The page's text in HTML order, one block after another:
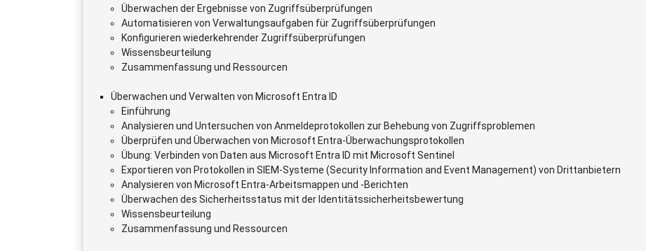
Überwachen der Ergebnisse von Zugriffsüberprüfungen
Automatisieren von Verwaltungsaufgaben für Zugriffsüberprüfungen
Konfigurieren wiederkehrender Zugriffsüberprüfungen
Wissensbeurteilung
Zusammenfassung und Ressourcen
Überwachen und Verwalten von Microsoft Entra ID
Einführung
Analysieren und Untersuchen von Anmeldeprotokollen zur Behebung von Zugriffsproblemen
Überprüfen und Überwachen von Microsoft Entra-Überwachungsprotokollen
Übung: Verbinden von Daten aus Microsoft Entra ID mit Microsoft Sentinel
Exportieren von Protokollen in SIEM-Systeme (Security Information and Event Management) von Drittanbietern
Analysieren von Microsoft Entra-Arbeitsmappen und -Berichten
Überwachen des Sicherheitsstatus mit der Identitätssicherheitsbewertung
Wissensbeurteilung
Zusammenfassung und Ressourcen